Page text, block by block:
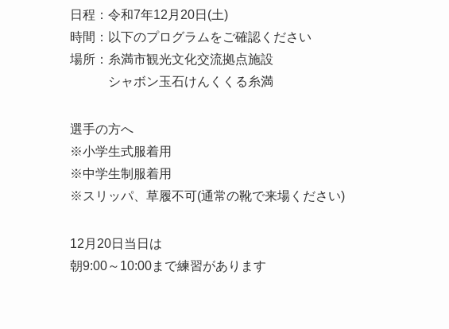
日程：令和7年12月20日(土)
時間：以下のプログラムをご確認ください
場所：糸満市観光文化交流拠点施設
シャボン玉石けんくくる糸満
選手の方へ
※小学生式服着用
※中学生制服着用
※スリッパ、草履不可(通常の靴で来場ください)
12月20日当日は
朝9:00～10:00まで練習があります